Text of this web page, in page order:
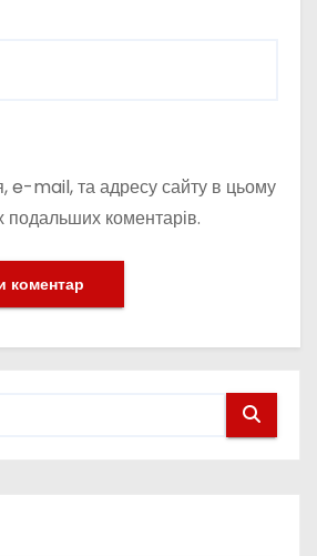
e-mail, та адресу сайту в цьому
подальших коментарів.